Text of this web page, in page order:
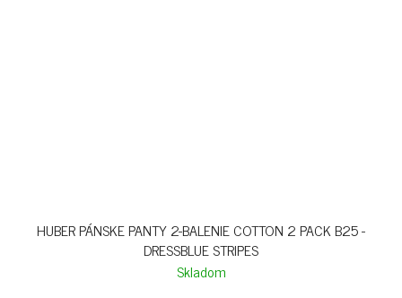
HUBER PÁNSKE PANTY 2-BALENIE COTTON 2 PACK B25 -
DRESSBLUE STRIPES
Skladom